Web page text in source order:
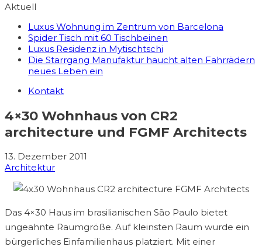
Aktuell
Luxus Wohnung im Zentrum von Barcelona
Spider Tisch mit 60 Tischbeinen
Luxus Residenz in Mytischtschi
Die Starrgang Manufaktur haucht alten Fahrrädern
neues Leben ein
Kontakt
4×30 Wohnhaus von CR2
architecture und FGMF Architects
13. Dezember 2011
Architektur
Das 4×30 Haus im brasilianischen São Paulo bietet
ungeahnte Raumgröße. Auf kleinsten Raum wurde ein
bürgerliches Einfamilienhaus platziert. Mit einer